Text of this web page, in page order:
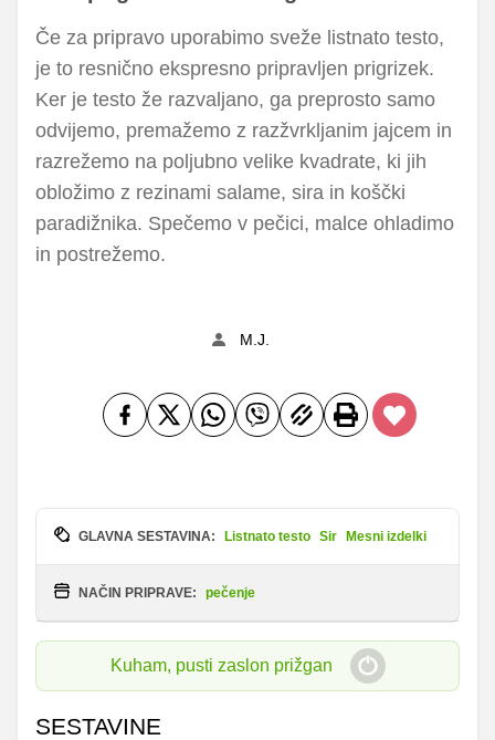
Če za pripravo uporabimo sveže listnato testo,
je to resnično ekspresno pripravljen prigrizek.
Ker je testo že razvaljano, ga preprosto samo
odvijemo, premažemo z razžvrkljanim jajcem in
razrežemo na poljubno velike kvadrate, ki jih
obložimo z rezinami salame, sira in koščki
paradižnika. Spečemo v pečici, malce ohladimo
in postrežemo.
M.J.
GLAVNA SESTAVINA: Listnato testo Sir Mesni izdelki
NAČIN PRIPRAVE: pečenje
Kuham, pusti zaslon prižgan
SESTAVINE